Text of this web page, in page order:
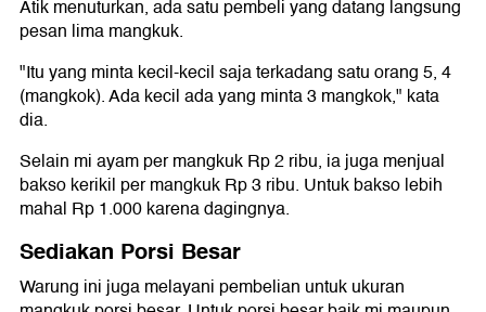
Atik menuturkan, ada satu pembeli yang datang langsung
pesan lima mangkuk.
"Itu yang minta kecil-kecil saja terkadang satu orang 5, 4
(mangkok). Ada kecil ada yang minta 3 mangkok," kata
dia.
Selain mi ayam per mangkuk Rp 2 ribu, ia juga menjual
bakso kerikil per mangkuk Rp 3 ribu. Untuk bakso lebih
mahal Rp 1.000 karena dagingnya.
Sediakan Porsi Besar
Warung ini juga melayani pembelian untuk ukuran